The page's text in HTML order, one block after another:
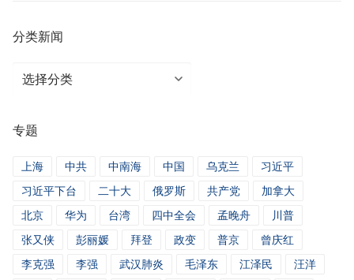
分类新闻
分
闻
专题
上海 中共 中南海 中国 乌克兰
习近平
习近平下台
二十大 俄罗斯 共产党
加拿大
北京
华为 台湾 四中全会 孟晚舟
川普
张又侠
彭丽媛 拜登 政变 普京
曾庆红
李克强
李强 武汉肺炎 毛泽东 江泽民
汪洋